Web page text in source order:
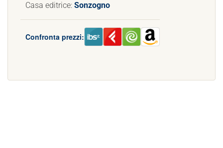
Casa editrice: Sonzogno
Confronta prezzi: